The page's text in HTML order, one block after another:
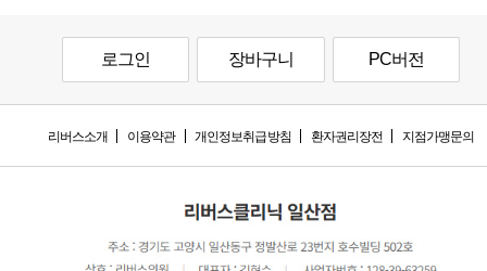
로그인 장바구니 PC버전
리버스소개 이용약관 개인정보취급방침 환자권리장전 지점가맹문의